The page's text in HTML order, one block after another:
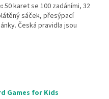
50 karet se 100 zadáními, 32
sáček, přesýpací
Česká pravidla jsou
Games for Kids